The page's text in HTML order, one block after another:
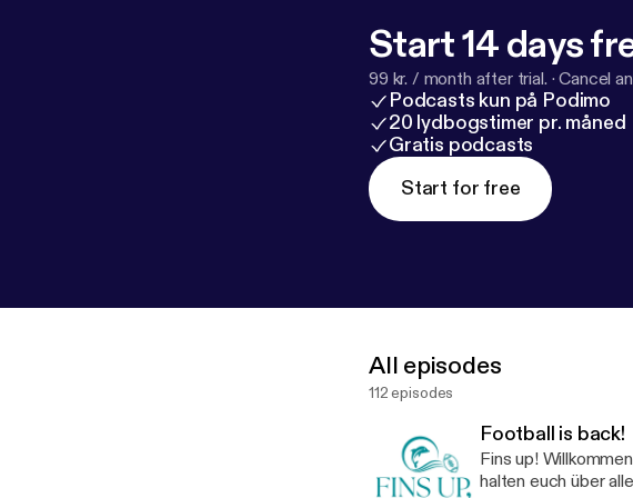
Start 14 days
99 kr. / month after trial. ·Cancel
Podcasts kun på Podimo
20 lydbogstimer pr. måned
Gratis podcasts
Start for free
All episodes
112 episodes
Football is back!
Fins up! Willkommen zur 5. Staffel - und den Trainingscamp der Miami Dolphins! Ich
halten euch über